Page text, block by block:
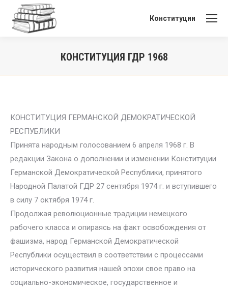
Конституции
КОНСТИТУЦИЯ ГДР 1968
КОНСТИТУЦИЯ ГЕРМАНСКОЙ ДЕМОКРАТИЧЕСКОЙ
РЕСПУБЛИКИ
Принята народным голосованием 6 апреля 1968 г. В
редакции Закона о дополнении и изменении Конституции
Германской Демократической Республики, принятого
Народной Палатой ГДР 27 сентября 1974 г. и вступившего
в силу 7 октября 1974 г.
Продолжая революционные традиции немецкого
рабочего класса и опираясь на факт освобождения от
фашизма, народ Германской Демократической
Республики осуществил в соответствии с процессами
исторического развития нашей эпохи свое право на
социально-экономическое, государственное и